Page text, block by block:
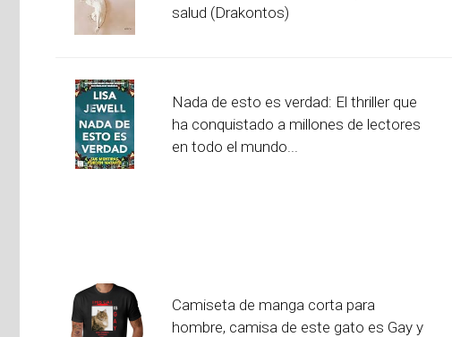
salud (Drakontos)
Nada de esto es verdad: El thriller que
ha conquistado a millones de lectores
en todo el mundo...
Camiseta de manga corta para
hombre, camisa de este gato es Gay y